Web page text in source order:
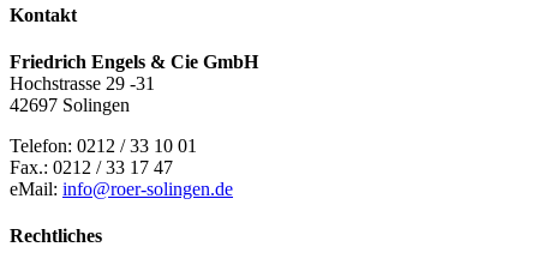
Kontakt
Friedrich Engels & Cie GmbH
Hochstrasse 29 -31
42697 Solingen
Telefon: 0212 / 33 10 01
Fax.: 0212 / 33 17 47
eMail: info@roer-solingen.de
Rechtliches